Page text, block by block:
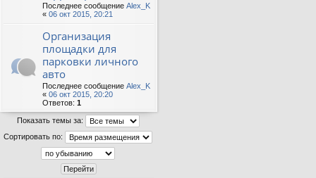
Последнее сообщение Alex_K
« 06 окт 2015, 20:21
Организация
площадки для
парковки личного
авто
Последнее сообщение Alex_K
« 06 окт 2015, 20:20
Ответов: 1
Показать темы за:
Сортировать по: